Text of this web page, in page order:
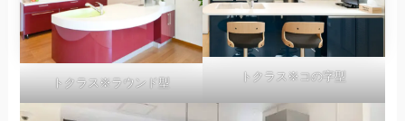
トクラス※ラウンド型 トクラス※コの字型